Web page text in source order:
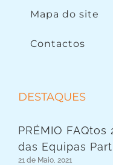
Mapa do site
Contactos
DESTAQUES
PRÉMIO
das Equipas
21 de Maio, 2021